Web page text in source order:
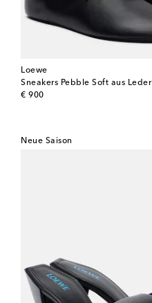
Loewe
Sneakers Pebble Soft aus Leder
€ 900
original price
Neue Saison